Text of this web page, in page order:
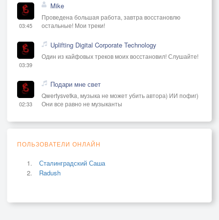
03:45
Mike
Проведена большая работа, завтра восстановлю
остальные! Мои треки!
03:39
Uplifting Digital Corporate Technology
Один из кайфовых треков моих восстановил! Слушайте!
02:33
Подари мне свет
Qwertysvetka, музыка не может убить автора) ИИ пофиг)
Они все равно не музыканты
ПОЛЬЗОВАТЕЛИ ОНЛАЙН
Сталинградский Саша
Radush